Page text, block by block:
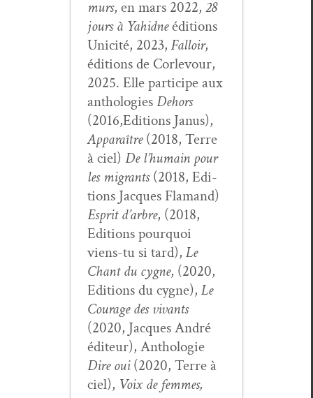
murs, en mars 2022, 28
jours à Yahidneédi­tions
Unic­ité, 2023, Fal­loir,
édi­tions de Cor­levour,
2025. Elle par­ticipe aux
antholo­giesDehors
(2016,Editions Janus),
Appa­raître(2018, Terre
à ciel) De l’hu­main pour
les migrants(2018, Edi­
tions Jacques Fla­mand)
Esprit d’ar­bre, (2018,
Edi­tions pourquoi
viens-tu si tard), Le
Chant du cygne, (2020,
Edi­tions du cygne), Le
Courage des vivants
(2020, Jacques André
édi­teur), Antholo­gie
Dire oui(2020, Terre à
ciel), Voix de femmes,